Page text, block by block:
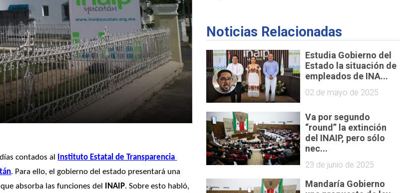
contados al
Instituto Estatal de Transparencia
. Para ello, el gobierno del estado presentará una
que absorba las funciones del INAIP. Sobre esto habló,
Noticias Relacionadas
Estudia Gobierno del
Estado la situación de
empleados de INA...
02 de mayo de 2025
Va por segundo
“round” la extinción
del INAIP, pero sólo
nec...
23 de junio de 2025
Mandaría Gobierno